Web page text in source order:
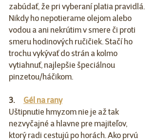
zabúdať, že pri vyberaní platia pravidlá.
Nikdy ho nepotierame olejom alebo
vodou a ani nekrútim v smere či proti
smeru hodinových ručičiek. Stačí ho
trochu vykývať do strán a kolmo
vytiahnuť, najlepšie špeciálnou
pinzetou/háčikom.
3. Gél na rany
Uštipnutie hmyzom nie je až tak
nezvyčajné a hlavne pre majiteľov,
ktorý radi cestujú po horách. Ako prvú